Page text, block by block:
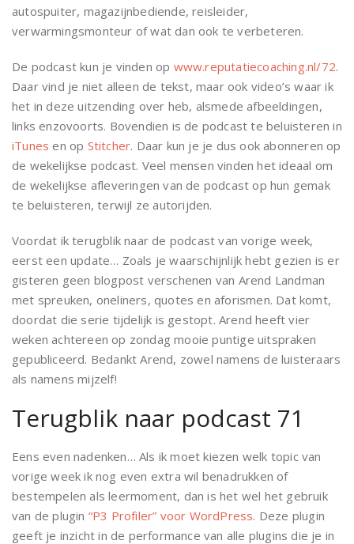
autospuiter, magazijnbediende, reisleider,
verwarmingsmonteur of wat dan ook te verbeteren.
De podcast kun je vinden op www.reputatiecoaching.nl/72.
Daar vind je niet alleen de tekst, maar ook video’s waar ik
het in deze uitzending over heb, alsmede afbeeldingen,
links enzovoorts. Bovendien is de podcast te beluisteren in
iTunes en op Stitcher. Daar kun je je dus ook abonneren op
de wekelijkse podcast. Veel mensen vinden het ideaal om
de wekelijkse afleveringen van de podcast op hun gemak
te beluisteren, terwijl ze autorijden.
Voordat ik terugblik naar de podcast van vorige week,
eerst een update… Zoals je waarschijnlijk hebt gezien is er
gisteren geen blogpost verschenen van Arend Landman
met spreuken, oneliners, quotes en aforismen. Dat komt,
doordat die serie tijdelijk is gestopt. Arend heeft vier
weken achtereen op zondag mooie puntige uitspraken
gepubliceerd. Bedankt Arend, zowel namens de luisteraars
als namens mijzelf!
Terugblik naar podcast 71
Eens even nadenken… Als ik moet kiezen welk topic van
vorige week ik nog even extra wil benadrukken of
bestempelen als leermoment, dan is het wel het gebruik
van de plugin “P3 Profiler” voor WordPress. Deze plugin
geeft je inzicht in de performance van alle plugins die je in